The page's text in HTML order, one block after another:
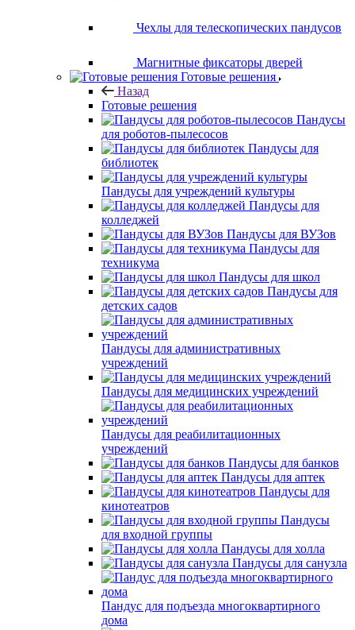
Чехлы для телескопических пандусов
Магнитные фиксаторы дверей
Готовые решения
Назад
Готовые решения
Пандусы
для роботов-пылесосов
Пандусы для
библиотек
Пандусы для учреждений культуры
Пандусы для
колледжей
Пандусы для ВУЗов
Пандусы для
техникума
Пандусы для школ
Пандусы для
детских садов
Пандусы для административных
учреждений
Пандусы для медицинских учреждений
Пандусы для реабилитационных
учреждений
Пандусы для банков
Пандусы для аптек
Пандусы для
кинотеатров
Пандусы
для входной группы
Пандусы для холла
Пандусы для санузла
Пандус для подъезда многоквартирного
дома